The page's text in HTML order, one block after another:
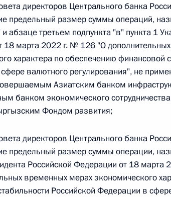
закон от 26.07.2026 г. № 251-ФЗ
в Уголовный кодекс Российской
кодекса Российской Федерации
закон от 26.07.2026 г. № 264-ФЗ
в статью 13–2 Федерального закона «Об
силу пункта 1 части 13 статьи 3
закон „Об актах гражданского
директоров Центрального банка
предельный размер суммы операций,
и абзаце третьем подпункта "в" пункта 1
18 марта 2022 г. № 126 "О
характера по обеспечению финансовой
валютного регулирования", не
Азиатским банком
банком экономического
Фондом развития;
директоров Центрального банка
предельный размер суммы операции,
Российской Федерации от 18 марта
временных мерах экономического
Российской Федерации в